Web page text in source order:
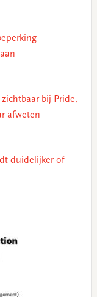
bij Pride,
afweten
duidelijker of